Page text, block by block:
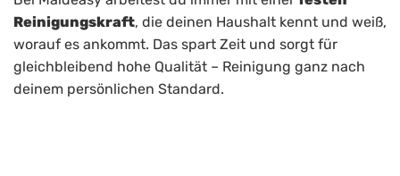
Reinigungskraft, die deinen Haushalt kennt und weiß,
worauf es ankommt. Das spart Zeit und sorgt für
gleichbleibend hohe Qualität – Reinigung ganz nach
deinem persönlichen Standard.